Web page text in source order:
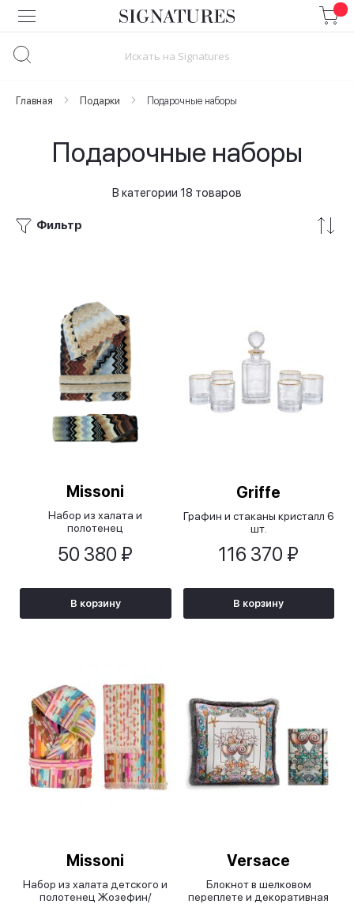
Skip
to
Главная Подарки Подарочные наборы
Подарочные наборы
В категории 18 товаров
Фильтр
Missoni
Набор из халата и
полотенец
50 380 ₽
В корзину
Griffe
Графин и стаканы кристалл 6
шт.
116 370 ₽
В корзину
Missoni
Набор из халата детского и
полотенец Жозефин/
Versace
Блокнот в шелковом
переплете и декоративная